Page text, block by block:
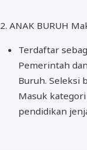
2. ANAK BURUH
Terdaftar
Pemerintah
Buruh. Seleksi
Masuk
pendidikan